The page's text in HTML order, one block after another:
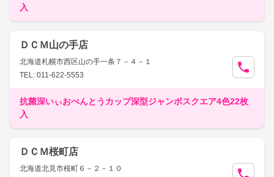
入
ＤＣＭ山の手店
北海道札幌市西区山の手一条７－４－１
TEL: 011-622-5553
抗菌深いぃおべんとうカップ深型ジャンボスクエア4色22枚
入
ＤＣＭ桜町店
北海道北見市桜町６－２－１０